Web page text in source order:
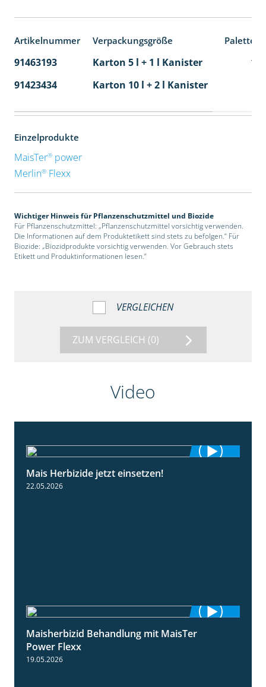
Artikelnummer Verpackungsgröße
91463193 Karton 5 l + 1 l Kanister
115
91423434
Karton 10 l + 2 l Kanister
Einzelprodukte
MaisTer®power
Merlin®Flexx
Wichtiger Hinweis für Pflanzenschutzmittel und Biozide
Für Pflanzenschutzmittel: „Pflanzenschutzmittel vorsichtig verwenden.
Die Informationen auf dem Produktetikett sind stets zu befolgen.“ Für
Biozide: „Biozidprodukte vorsichtig verwenden. Vor Gebrauch stets
Etikett und Produktinformationen lesen.“
VERGLEICHEN
ZUM VERGLEICH (0)
Video
Mais Herbizide jetzt einsetzen!
22.05.2026
Maisherbizid Behandlung mit MaisTer
Power Flexx
19.05.2026